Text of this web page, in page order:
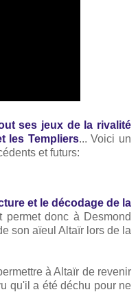
ses jeux de la rivalité
les Templiers... Voici un
et futurs:
et le décodage de la
permet donc à Desmond
son aïeul Altaïr lors de la
à Altaïr de revenir
qu'il a été déchu pour ne